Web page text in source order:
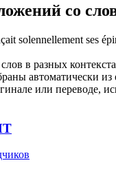
со
solennellement ses
в разных
автоматически
или переводе,